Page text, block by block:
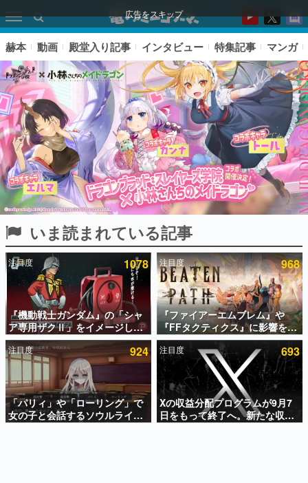
広告をスキップ
ピックアップ
電ファミのいま読まれている記事ランキング
アプリセール情報
インタビュー
連載・特集一覧
殿堂入り記事
SNS拡散数が数千以上！ ページビュー数万以上！ などな
ど。多くの人々に読まれた、電ファミ渾身の“殿堂入り”記
事をまとめました。
赫本 動画 殿堂入り記事 インタビュー 特集記事 マンガ
いま読まれている記事
注目度 1078
『機動戦士ガンダム』の「シャ
ア専用ザクⅡ」をイメージした
散水ホースリールが予約開始。
本体にはシャアのパーソナルマ
ークやジオン公国軍のエンブレ
ム、型式番号などを配置
注目度 968
『ファイアーエムブレム』や
『FFタクティクス』に影響を受
けた新作戦略RPG『Beaten
Path』2027年に発売へ。
PC（Steam）、PS5、Xbox、
Switch向けにリリース予定
注目度 924
「パリィ」や「ローリング」で
女の子と会話するソウルライク
恋愛ゲーム『小早川さんはソウ
注目度 693
Xの収益分配プログラムが9月7
日をもって終了へ。新たな収益
化制度「Original Content